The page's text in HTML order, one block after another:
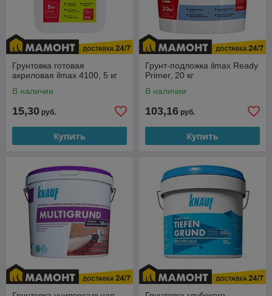
Грунтовка готовая
акриловая ilmax 4100, 5 кг
В наличии
15,30 руб.
Купить
Грунт-подложка ilmax Ready
Primer, 20 кг
В наличии
103,16 руб.
Купить